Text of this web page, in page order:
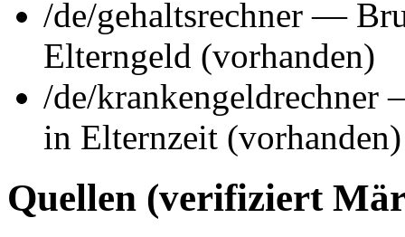
/de/gehaltsrechner —
Elterngeld (vorhanden)
/de/
in Elternzeit (vorhanden)
Quellen (verifiziert